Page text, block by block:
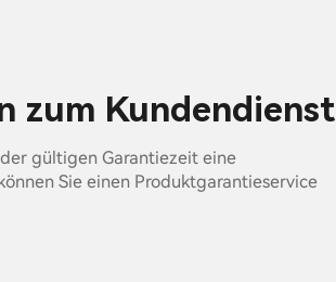
zum Kundendienst
gültigen Garantiezeit eine
Sie einen Produktgarantieservice